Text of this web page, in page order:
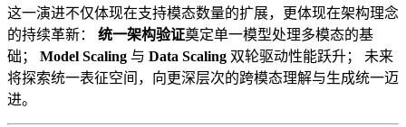
这一演进不仅体现在支持模态数量的扩展，更体现在架构理念
的持续革新： 统一架构验证奠定单一模型处理多模态的基
础； Model Scaling 与 Data Scaling 双轮驱动性能跃升； 未来
将探索统一表征空间，向更深层次的跨模态理解与生成统一迈
进。